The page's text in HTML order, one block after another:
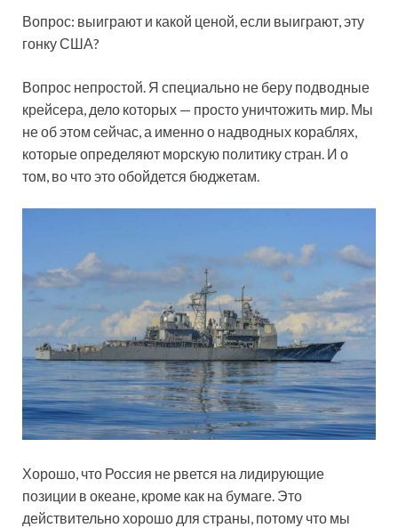
Вопрос: выиграют и какой ценой, если выиграют, эту
гонку США?
Вопрос непростой. Я специально не беру подводные
крейсера, дело которых — просто уничтожить мир. Мы
не об этом сейчас, а именно о надводных кораблях,
которые определяют морскую политику стран. И о
том, во что это обойдется бюджетам.
Хорошо, что Россия не рвется на лидирующие
позиции в океане, кроме как на бумаге. Это
действительно хорошо для страны, потому что мы